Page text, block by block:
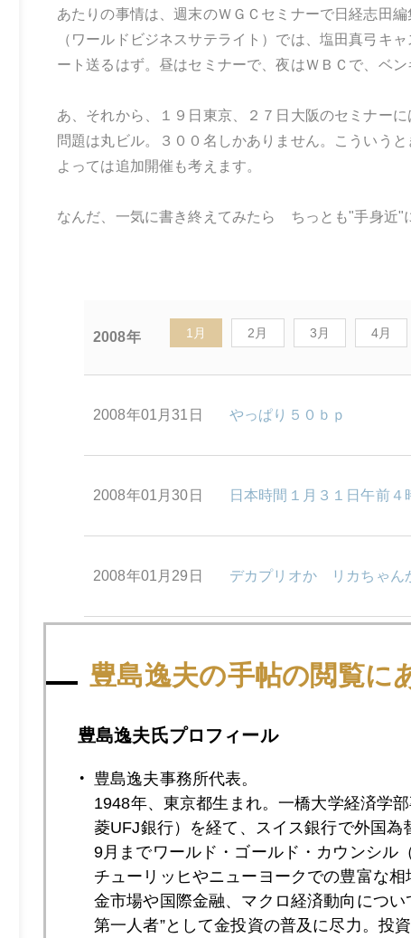
あたりの事情は、週末のＷＧＣセミナーで日経志田
（ワールドビジネスサテライト）では、塩田真弓キ
ート送るはず。昼はセミナーで、夜はＷＢＣで、ベン
あ、それから、１９日東京、２７日大阪のセミナー
問題は丸ビル。３００名しかありません。こういう
よっては追加開催も考えます。
なんだ、一気に書き終えてみたら ちっとも"手身近"
2008年 1月 2月 3月 4月
2008年01月31日 やっぱり５０ｂｐ
2008年01月30日 日本時間１月３１日午前４
2008年01月29日 デカプリオか リカちゃん
2008年01月28日 南ア電力危機
2008年01月25日 ９００ドル回復
2008年01月24日 一夜明けて
豊島逸夫の手帖の閲覧に
豊島逸夫氏プロフィール
豊島逸夫事務所代表。
1948年、東京都生まれ。一橋大学経済学
菱UFJ銀行）を経て、スイス銀行で外国
9月までワールド・ゴールド・カウンシル
チューリッヒやニューヨークでの豊富な
金市場や国際金融、マクロ経済動向につ
第一人者”として金投資の普及に尽力。投